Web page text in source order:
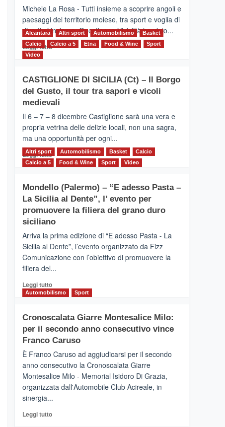
Michele La Rosa - Tutti insieme a scoprire angoli e
paesaggi del territorio moiese, tra sport e voglia di
divertirsi insieme. Quest'anno Vivicittà ha visto...
Leggi tuttoLeggi
MOIO
ALCANTARA
–
alla
scoperta
del
territorio,
tra
sport
messaggi
di
Alcantara Altri sport Automobilismo
Basket
Calcio
Calcio a 5 Etna Food & Wine
Sport
Video
CASTIGLIONE DI SICILIA (Ct) – Il Borgo
del Gusto, il tour tra sapori e vicoli
medievali
Il 6 – 7 – 8 dicembre Castiglione sarà una vera e
propria vetrina delle delizie locali, non una sagra,
ma una opportunità per ogni...
Leggi tuttoLeggi
CASTIGLIONE
DI
SICILIA
(Ct)
Il
Borgo
del
tour
tra
vicoli
medievali
Altri sport Automobilismo Basket
Calcio
Calcio a 5
Food & Wine Sport Video
Mondello (Palermo) – “E adesso Pasta –
La Sicilia al Dente”, l’ evento per
promuovere la filiera del grano duro
siciliano
Arriva la prima edizione di “E adesso Pasta - La
Sicilia al Dente”, l’evento organizzato da Fizz
Comunicazione con l’obiettivo di promuovere la
filiera del...
Leggi tuttoLeggi
di
Mondello
(Palermo)
–
adesso
Pasta
–
La
Dente”,
Automobilismo Sport
Cronoscalata Giarre Montesalice Milo:
per il secondo anno consecutivo vince
Franco Caruso
È Franco Caruso ad aggiudicarsi per il secondo
anno consecutivo la Cronoscalata Giarre
Montesalice Milo - Memorial Isidoro Di Grazia,
organizzata dall'Automobile Club Acireale, in
sinergia...
Leggi tuttoLeggi